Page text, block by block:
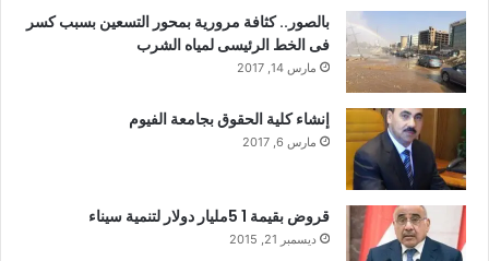
بالصور.. كثافة مرورية بمحور التسعين بسبب كسر
فى الخط الرئيسى لمياه الشرب
مارس 14, 2017
إنشاء كلية الحقوق بجامعة الفيوم
مارس 6, 2017
قروض بقيمة 1 5مليار دولار لتنمية سيناء
ديسمبر 21, 2015